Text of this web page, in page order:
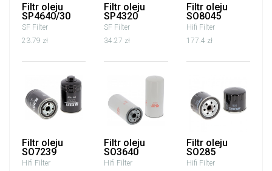
Filtr oleju
SP4640/30
SF Filter
23.79 zł
Filtr oleju
SP4320
SF Filter
34.27 zł
Filtr oleju
SO8045
Hifi Filter
177.4 zł
Filtr oleju
SO7239
Hifi Filter
Filtr oleju
SO3640
Hifi Filter
Filtr oleju
SO285
Hifi Filter